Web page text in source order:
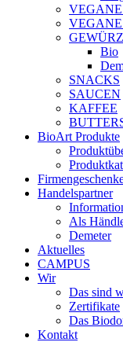
Bio
SNACKS
SAUCEN
KAFFEE
BioArt Produkte
Handelspartner
Als
Demeter
Aktuelles
CAMPUS
Wir
Das sind
Zertifikate
Das
Kontakt